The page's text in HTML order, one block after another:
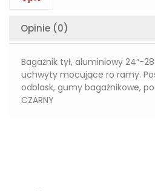
Opinie (0)
Bagażnik tył, aluminiowy 24″-
uchwyty mocujące ro ramy.
odblask, gumy bagażnikowe,
CZARNY